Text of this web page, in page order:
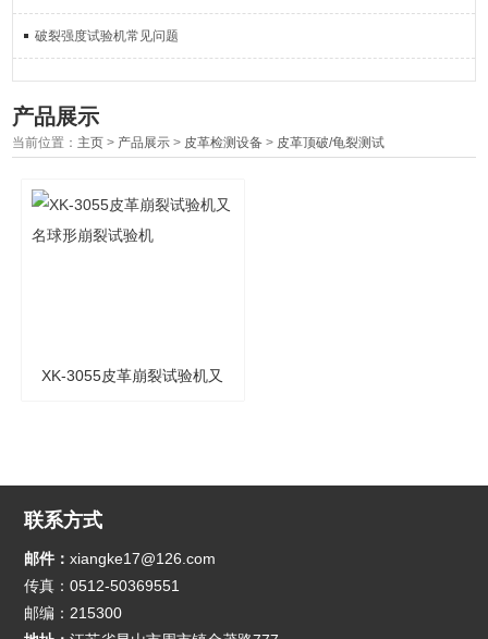
破裂强度试验机常见问题
产品展示
当前位置： 主页 > 产品展示 > 皮革检测设备 > 皮革顶破/龟裂测试
XK-3055皮革崩裂试验机又
联系方式
邮件：xiangke17@126.com
传真：0512-50369551
邮编：215300